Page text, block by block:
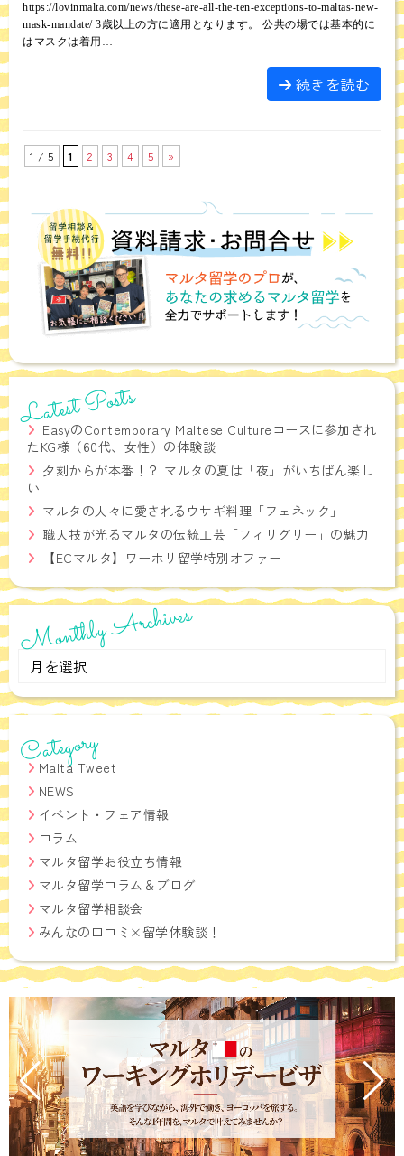
https://lovinmalta.com/news/these-are-all-the-ten-exceptions-to-maltas-new-
mask-mandate/ 3歳以上の方に適用となります。 公共の場では基本的に
はマスクは着用…
続きを読む
1 / 5 1 2 3 4 5 »
Latest Posts
EasyのContemporary Maltese Cultureコースに参加され
たKG様（60代、女性）の体験談
夕刻からが本番！？ マルタの夏は「夜」がいちばん楽し
い
マルタの人々に愛されるウサギ料理「フェネック」
職人技が光るマルタの伝統工芸「フィリグリー」の魅力
【ECマルタ】ワーホリ留学特別オファー
Monthly Archives
Monthly
Archives
Category
Malta Tweet
NEWS
イベント・フェア情報
コラム
マルタ留学お役立ち情報
マルタ留学コラム＆ブログ
マルタ留学相談会
みんなの口コミ×留学体験談！